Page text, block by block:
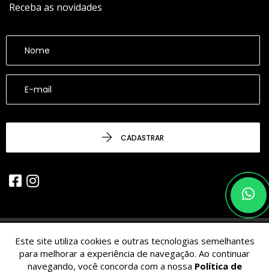
Receba as novidades
CADASTRAR
© 2026 - CESARINACIO - Imóveis de Nicho - Todos os Direitos
Reservados.
Este site utiliza cookies e outras tecnologias semelhantes
para melhorar a experiência de navegação. Ao continuar
navegando, você concorda com a nossa Política de